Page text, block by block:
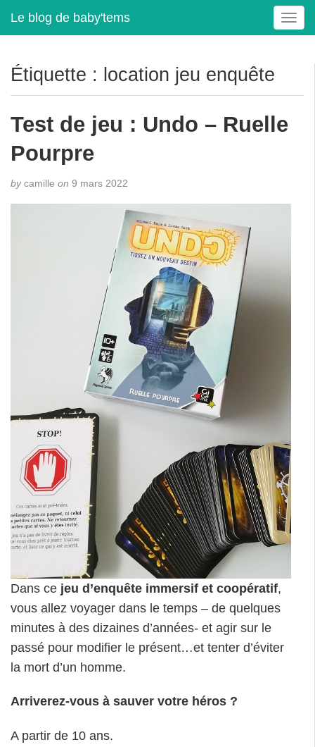
Le blog de baby'tems
T
o
e
a
t
Étiquette : location jeu enquête
Test de jeu : Undo – Ruelle
Pourpre
bycamille on 9 mars 2022
Dans ce jeu d’enquête immersif et coopératif,
vous allez voyager dans le temps – de quelques
minutes à des dizaines d’années- et agir sur le
passé pour modifier le présent…et tenter d’éviter
la mort d’un homme.
Arriverez-vous à sauver votre héros ?
A partir de 10 ans.